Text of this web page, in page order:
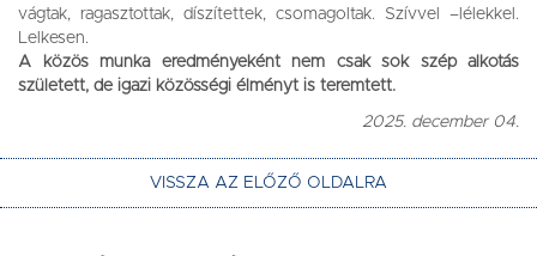
vágtak, ragasztottak, díszítettek, csomagoltak. Szívvel –lélekkel.
Lelkesen.
A közös munka eredményeként nem csak sok szép alkotás
született, de igazi közösségi élményt is teremtett.
2025. december 04.
VISSZA AZ ELŐZŐ OLDALRA